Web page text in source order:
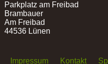
Parkplatz am Freibad
Brambauer
Am Freibad
44536 Lünen
Impressum Kontakt